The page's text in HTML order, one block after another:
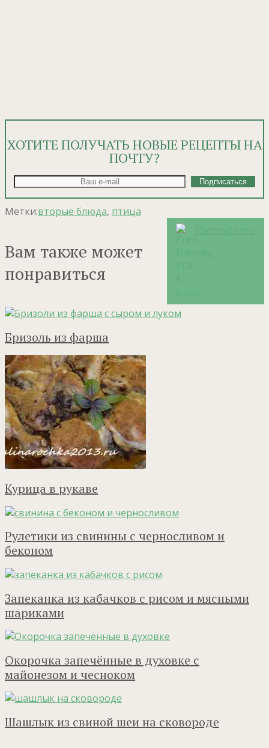
ХОТИТЕ ПОЛУЧАТЬ НОВЫЕ РЕЦЕПТЫ НА
ПОЧТУ?
Метки:вторые блюда, птица
Вам также может
понравиться
Бризоль из фарша
Курица в рукаве
Рулетики из свинины с черносливом и
беконом
Запеканка из кабачков с рисом и мясными
шариками
Окорочка запечённые в духовке с
майонезом и чесноком
Шашлык из свиной шеи на сковороде